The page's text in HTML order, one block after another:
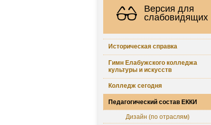
Версия для
слабовидящих
Историческая справка
Гимн Елабужского колледжа
культуры и искусств
Колледж сегодня
Педагогический состав ЕККИ
Дизайн (по отраслям)